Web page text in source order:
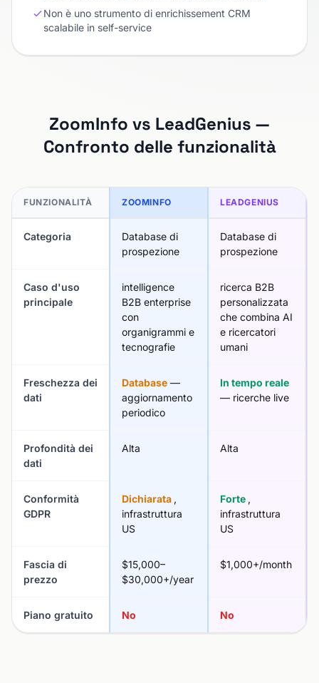
Non è uno strumento di enrichissement CRM
scalabile in self-service
ZoomInfo vs LeadGenius —
Confronto delle funzionalità
FUNZIONALITÀ ZOOMINFO LEADGENIUS
Categoria
Database di
prospezione
Database di
prospezione
Caso d'uso
principale
intelligence
B2B enterprise
con
organigrammi e
tecnografie
ricerca B2B
personalizzata
che combina AI
e ricercatori
umani
Freschezza dei
dati
Database —
aggiornamento
periodico
In tempo reale
— ricerche live
Profondità dei
dati
Alta Alta
Conformità
GDPR
Dichiarata ,
infrastruttura
US
Forte ,
infrastruttura
US
Fascia di
prezzo
$15,000–
$30,000+/year
$1,000+/month
Piano gratuito No No